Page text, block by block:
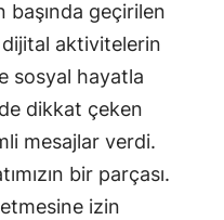
başında geçirilen
dijital aktivitelerin
sosyal hayatla
dikkat çeken
mesajlar verdi.
bir parçası.
izin